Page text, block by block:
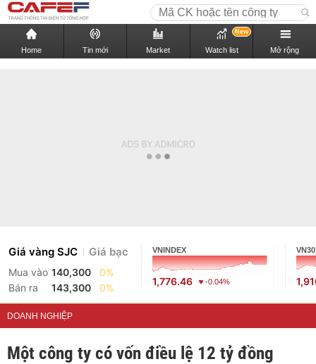
Home Tin mới Market Watch list
New
Mở rộng
Giá vàng SJC Giá bạc
Mua vào 140,300
0%
Bán ra
143,300 0%
VNINDEX
1,776.46 -0.04%
VN30
DOANH NGHIỆP
Một công ty có vốn điều lệ 12 tỷ đồng